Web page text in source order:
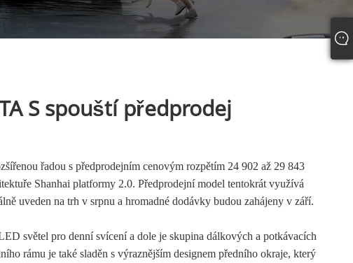
S spouští předprodej
řadou s předprodejním cenovým rozpětím 24 902 až 29 843
Shanhai platformy 2.0. Předprodejní model tentokrát využívá
uveden na trh v srpnu a hromadné dodávky budou zahájeny v září.
světel pro denní svícení a dole je skupina dálkových a potkávacích
rámu je také sladěn s výraznějším designem předního okraje, který